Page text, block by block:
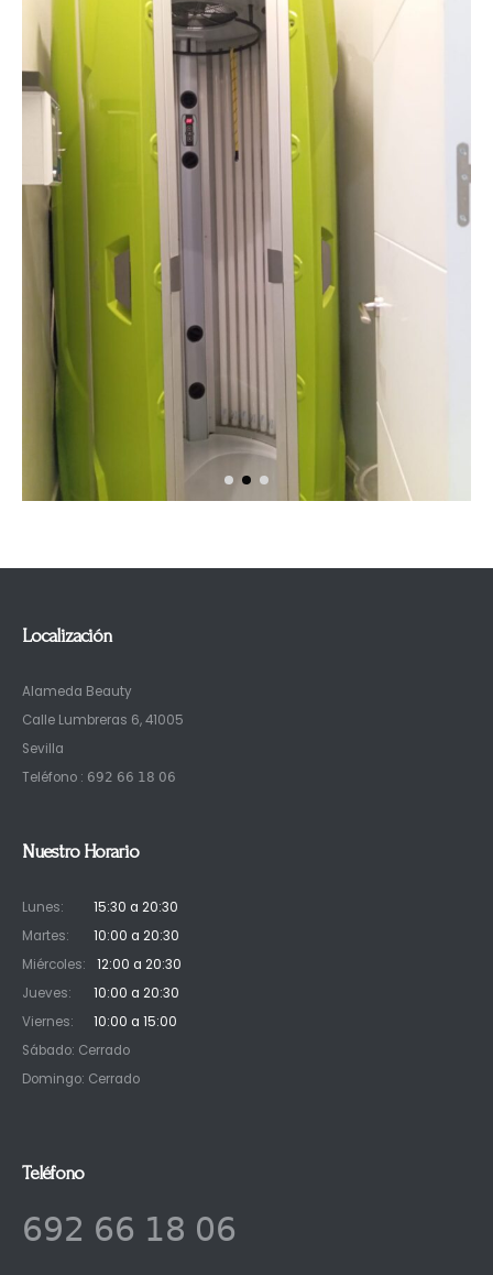
Localización
Alameda Beauty
Calle Lumbreras 6, 41005
Sevilla
Teléfono : 𝟨𝟫𝟤 𝟨𝟨 𝟣𝟪 𝟢𝟨
Nuestro Horario
Lunes:
15:30 a 20:30
Martes:
10:00 a 20:30
Miércoles:
12:00 a 20:30
Jueves:
10:00 a 20:30
Viernes:
10:00 a 15:00
Sábado: Cerrado
Domingo: Cerrado
Teléfono
𝟨𝟫𝟤 𝟨𝟨 𝟣𝟪 𝟢𝟨